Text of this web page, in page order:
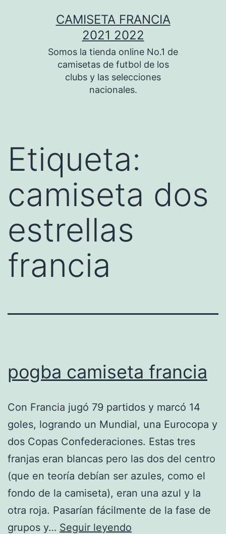
CAMISETA FRANCIA
2021 2022
Somos la tienda online No.1 de
camisetas de futbol de los
clubs y las selecciones
nacionales.
Etiqueta:
camiseta dos
estrellas
francia
pogba camiseta francia
Con Francia jugó 79 partidos y marcó 14
goles, logrando un Mundial, una Eurocopa y
dos Copas Confederaciones. Estas tres
franjas eran blancas pero las dos del centro
(que en teoría debían ser azules, como el
fondo de la camiseta), eran una azul y la
otra roja. Pasarían fácilmente de la fase de
grupos y… Seguir leyendo